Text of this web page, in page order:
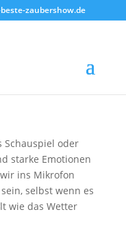
zaubershow.de
Schauspiel oder
starke Emotionen
ins Mikrofon
selbst wenn es
wie das Wetter